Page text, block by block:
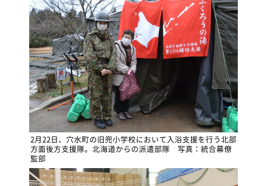
2月22日、穴水町の旧兜小学校において入浴支援を行う北部
方面後方支援隊。北海道からの派遣部隊 写真：統合幕僚
監部